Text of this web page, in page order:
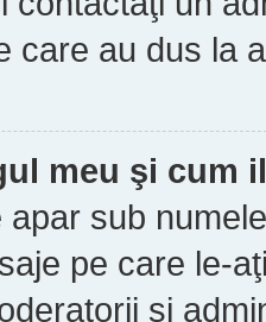
care au dus la
meu şi cum
apar sub
pe care le-
şi